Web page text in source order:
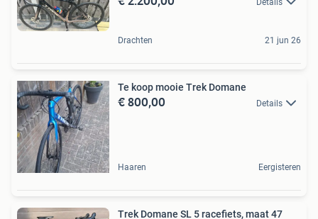
Drachten 21 jun 26
Te koop mooie Trek Domane
€ 800,00 Details
Haaren Eergisteren
Trek Domane SL 5 racefiets, maat 47